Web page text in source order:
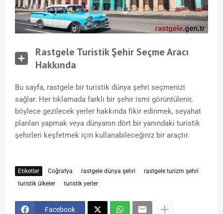
Rastgele Turistik Şehir Seçme Aracı
Hakkında
Bu sayfa, rastgele bir turistik dünya şehri seçmenizi
sağlar. Her tıklamada farklı bir şehir ismi görüntülenir,
böylece gezilecek yerler hakkında fikir edinmek, seyahat
planları yapmak veya dünyanın dört bir yanındaki turistik
şehirleri keşfetmek için kullanabileceğiniz bir araçtır.
Etiketler Coğrafya rastgele dünya şehri
rastgele turizm şehri
turistik ülkeler
turistik yerler
Facebook